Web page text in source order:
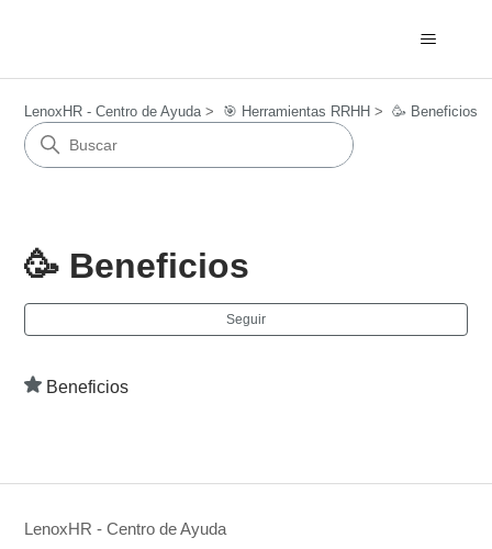
LenoxHR - Centro de Ayuda 🎯​ Herramientas RRHH 🥳 Beneficios
🥳 Beneficios
Seguir
Beneficios
LenoxHR - Centro de Ayuda